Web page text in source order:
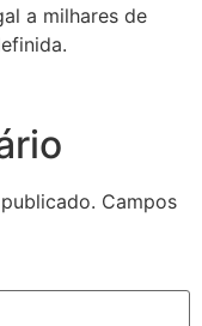
a milhares de
Campos